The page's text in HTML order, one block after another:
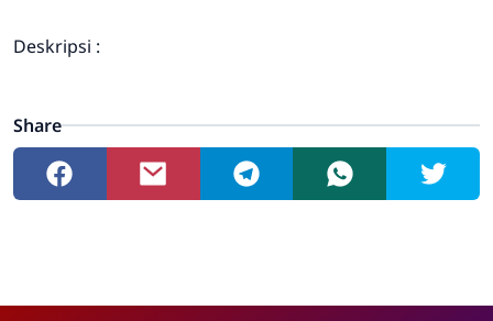
Deskripsi :
Share